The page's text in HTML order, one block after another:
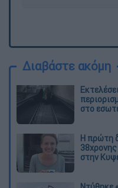
Διαβάστε ακόμη
στο
Η πρώτη
στην